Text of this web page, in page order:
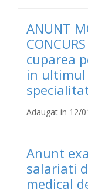
ANUNT
cuparea
in ultimul
Adaugat in 12/
Anunt
salariati
medical